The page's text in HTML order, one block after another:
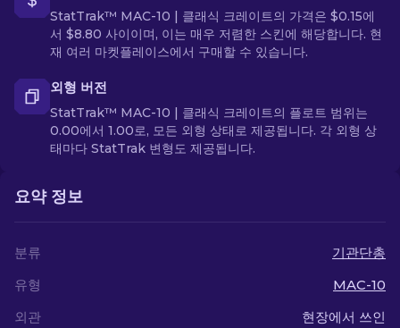
StatTrak™ MAC-10 | 클래식 크레이트의 가격은 $0.15에
서 $8.80 사이이며, 이는 매우 저렴한 스킨에 해당합니다. 현
재 여러 마켓플레이스에서 구매할 수 있습니다.
외형 버전
StatTrak™ MAC-10 | 클래식 크레이트의 플로트 범위는
0.00에서 1.00로, 모든 외형 상태로 제공됩니다. 각 외형 상
태마다 StatTrak 변형도 제공됩니다.
요약 정보
분류
기관단총
유형
MAC-10
외관
현장에서 쓰인